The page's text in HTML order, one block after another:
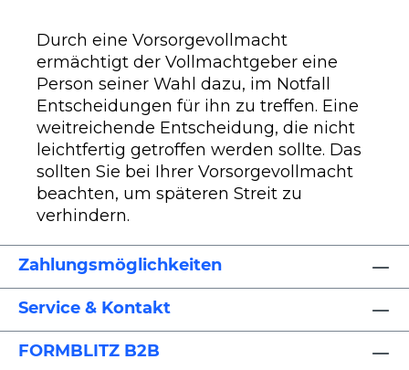
Durch eine Vorsorgevollmacht
ermächtigt der Vollmachtgeber eine
Person seiner Wahl dazu, im Notfall
Entscheidungen für ihn zu treffen. Eine
weitreichende Entscheidung, die nicht
leichtfertig getroffen werden sollte. Das
sollten Sie bei Ihrer Vorsorgevollmacht
beachten, um späteren Streit zu
verhindern.
Zahlungsmöglichkeiten
Service & Kontakt
FORMBLITZ B2B